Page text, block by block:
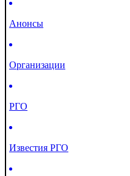
Анонсы
Организации
РГО
Известия РГО